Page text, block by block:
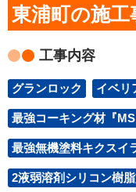
東浦町の施工
工事内容
グランロック イベリ
最強コーキング材『MS
最強無機塗料キクスイ
2液弱溶剤シリコン樹